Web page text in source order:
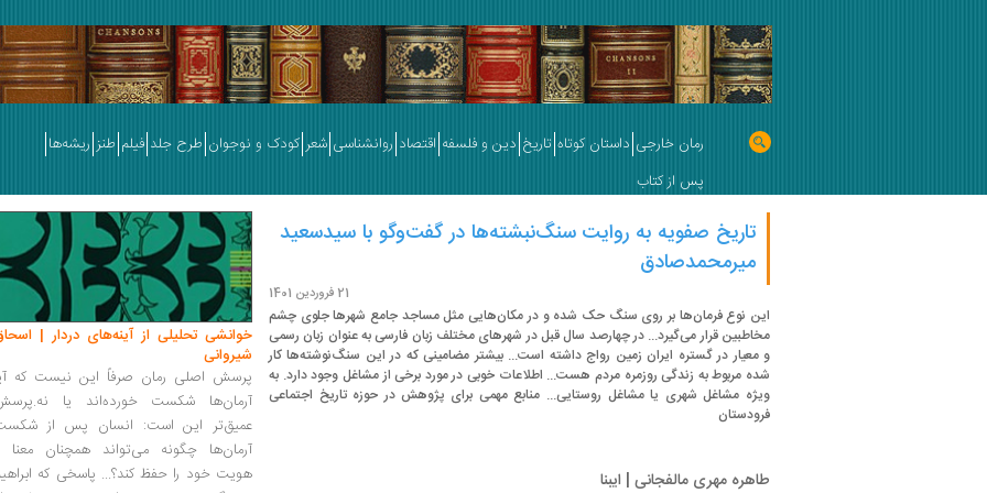
رمان خارجی داستان کوتاه تاریخ دین و فلسفه اقتصاد روانشناسی شعر کودک و نوجوان طرح جلد فیلم طنز ریشه‌ها
پس از کتاب
تاریخ صفویه به روایت سنگ‌نبشته‌ها در گفت‌وگو با سیدسعید
میرمحمدصادق
21 فروردین 1401
این نوع فرمان‌ها بر روی سنگ حک شده و در مکان‌هایی مثل مساجد جامع شهرها جلوی چشم
مخاطبین قرار می‌گیرد... در چهارصد سال قبل در شهرهای مختلف زبان فارسی به عنوان زبان رسمی
و معیار در گستره ایران زمین رواج داشته است... بیشتر مضامینی که در این سنگ‌نوشته‌ها کار
شده مربوط به زندگی روزمره مردم هست... اطلاعات خوبی در مورد برخی از مشاغل وجود دارد. به
ویژه مشاغل شهری یا مشاغل روستایی... منابع مهمی برای پژوهش در حوزه تاریخ اجتماعی
فرودستان
طاهره مهری مالفجانی | ایبنا
خوانشی تحلیلی از آینه‌های دردار |
شیروانی
پرسش اصلی رمان صرفاً این نیست که
آرمان‌ها شکست خورده‌اند یا
عمیق‌تر این است: انسان پس از
آرمان‌ها چگونه می‌تواند همچنان معنا
هویت خود را حفظ کند؟... پاسخی که